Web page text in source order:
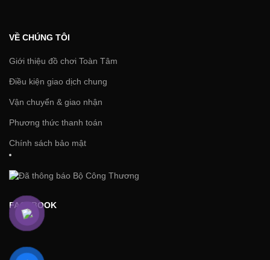
VỀ CHÚNG TÔI
Giới thiệu đồ chơi Toàn Tâm
Điều kiện giao dịch chung
Vận chuyển & giao nhận
Phương thức thanh toán
Chính sách bảo mật
FACEBOOK